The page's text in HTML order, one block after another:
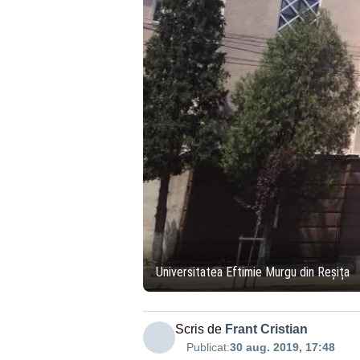
Universitatea Eftimie Murgu din Reșița
Scris de Frant Cristian
Publicat:30 aug. 2019, 17:48